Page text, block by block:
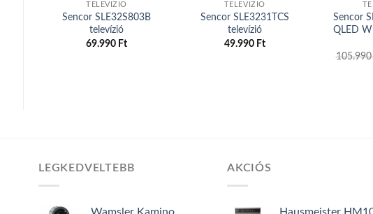
TELEVIZÍÓ
Sencor SLE32S803B
televízió
69.990 Ft
TELEVIZÍÓ
Sencor SLE3231TCS
televízió
49.990 Ft
Sencor
QLED
LEGKEDVELTEBB AKCIÓS